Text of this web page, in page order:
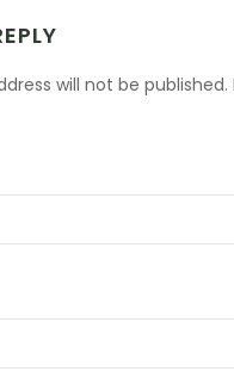
will not be published.